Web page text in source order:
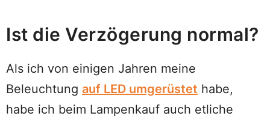
Ist die Verzögerung normal?
Als ich von einigen Jahren meine
Beleuchtung auf LED umgerüstet habe,
habe ich beim Lampenkauf auch etliche